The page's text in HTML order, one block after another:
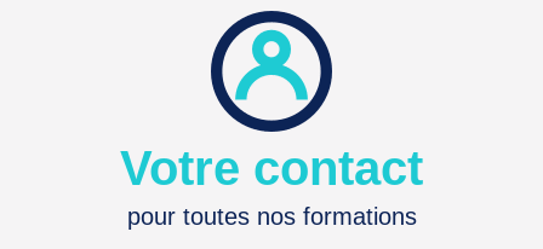
Votre contact
pour toutes nos formations